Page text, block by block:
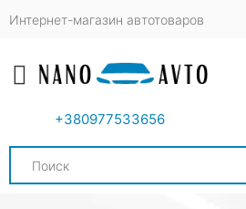
Интернет-магазин автотоваров
Toggle mobile menu
+380977533656
Search